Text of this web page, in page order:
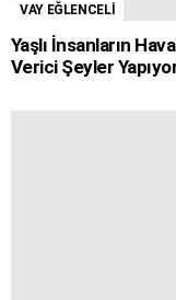
VAY EĞLENCELİ
Yaşlı İnsanların
Verici Şeyler